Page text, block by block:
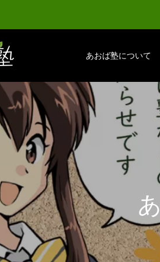
あおば塾について
あ